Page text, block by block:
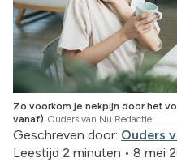
Zo voorkom je nekpijn door het
vanaf) Ouders van Nu Redactie
Geschreven door: Ouders
Leestijd 2 minuten • 8 mei